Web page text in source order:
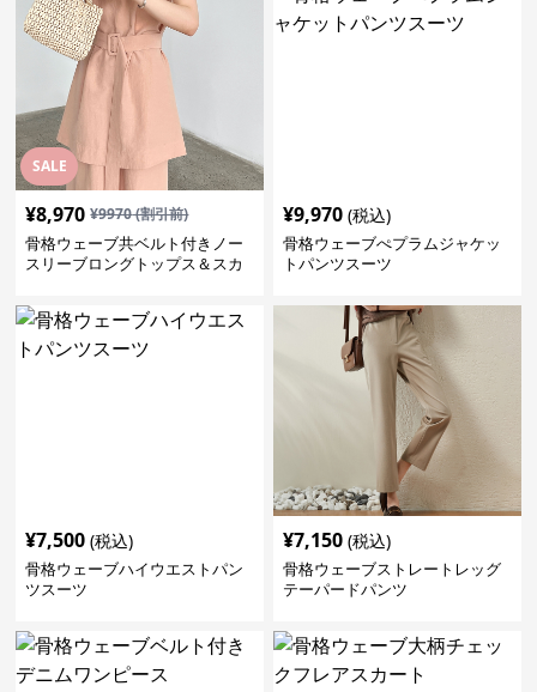
SALE
¥8,970 ¥9970(割引前)
骨格ウェーブ共ベルト付きノー
スリーブロングトップス＆スカ
¥9,970 (税込)
骨格ウェーブぺプラムジャケッ
トパンツスーツ
¥7,500 (税込)
骨格ウェーブハイウエストパン
ツスーツ
¥7,150 (税込)
骨格ウェーブストレートレッグ
テーパードパンツ